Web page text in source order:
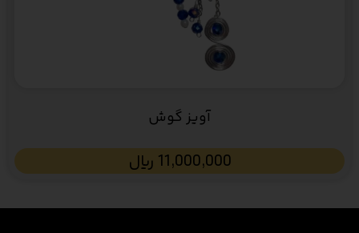
آویز گوش
11,000,000 ﷼